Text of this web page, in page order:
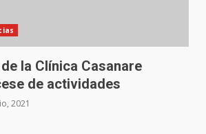
la Clínica Casanare
de actividades
2021